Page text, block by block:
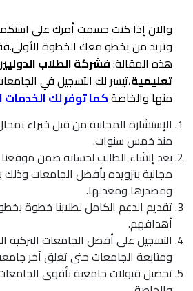
والآن إذا كنت حسمت أمرك على
وتريد من يخطو معك الخطوة
هذه المقالة:فشركة الطلاب
تعليمية،تيسر لك التسجيل في
منها والخاصةكما توفر لك الخدمات
الإستشارة المجانية من قبل خبراء
منذ خمس سنوات.
بعد إنشاء الطالب لحسابه ضمن
مجانية بتزويده بأفضل الجامعات
ومصدرها ومعدلها.
تقديم الدعم الكامل لطلابنا خطوة
أهدافهم.
التسجيل على أفضل الجامعات التركية
ومتابعة الجامعات حتى تغلق آخر
تحصيل قبولات جامعية بأقوى